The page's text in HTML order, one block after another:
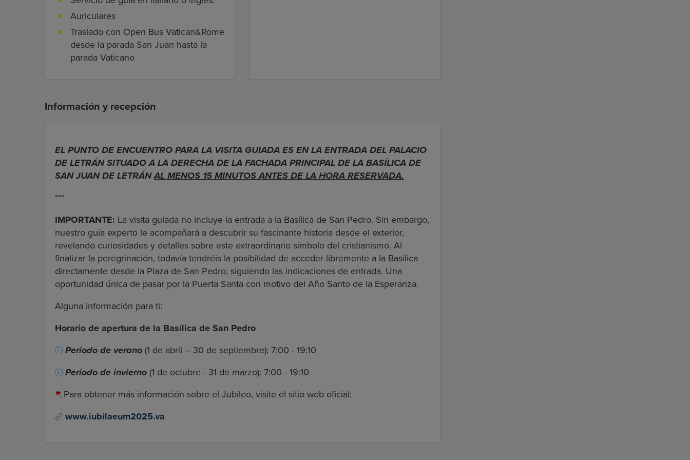
Auriculares
Traslado con Open Bus Vatican&Rome
desde la parada San Juan hasta la
parada Vaticano
Información y recepción
EL PUNTO DE ENCUENTRO PARA LA VISITA GUIADA ES EN LA ENTRADA DEL PALACIO
DE LETRÁN SITUADO A LA DERECHA DE LA FACHADA PRINCIPAL DE LA BASÍLICA DE
SAN JUAN DE LETRÁNAL MENOS 15 MINUTOS ANTES DE LA HORA RESERVADA.
***
IMPORTANTE: La visita guiada no incluye la entrada a la Basílica de San Pedro. Sin embargo,
nuestro guía experto le acompañará a descubrir su fascinante historia desde el exterior,
revelando curiosidades y detalles sobre este extraordinario símbolo del cristianismo. Al
finalizar la peregrinación, todavía tendréis la posibilidad de acceder libremente a la Basílica
directamente desde la Plaza de San Pedro, siguiendo las indicaciones de entrada. Una
oportunidad única de pasar por la Puerta Santa con motivo del Año Santo de la Esperanza.
Alguna información para ti:
Horario de apertura de la Basílica de San Pedro
Periodo de verano (1 de abril – 30 de septiembre): 7:00 - 19:10
Periodo de invierno (1 de octubre - 31 de marzo): 7:00 - 19:10
Para obtener más información sobre el Jubileo, visite el sitio web oficial:
www.iubilaeum2025.va